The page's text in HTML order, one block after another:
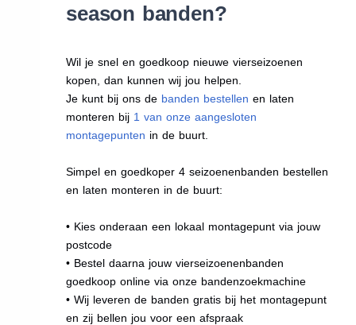
season banden?
Wil je snel en goedkoop nieuwe vierseizoenen
kopen, dan kunnen wij jou helpen.
Je kunt bij ons de banden bestellen en laten
monteren bij 1 van onze aangesloten
montagepunten in de buurt.
Simpel en goedkoper 4 seizoenenbanden bestellen
en laten monteren in de buurt:
• Kies onderaan een lokaal montagepunt via jouw
postcode
• Bestel daarna jouw vierseizoenenbanden
goedkoop online via onze bandenzoekmachine
• Wij leveren de banden gratis bij het montagepunt
en zij bellen jou voor een afspraak